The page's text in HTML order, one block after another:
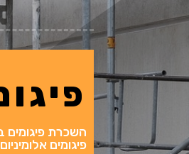
השכרת פיגומים
פיגומים